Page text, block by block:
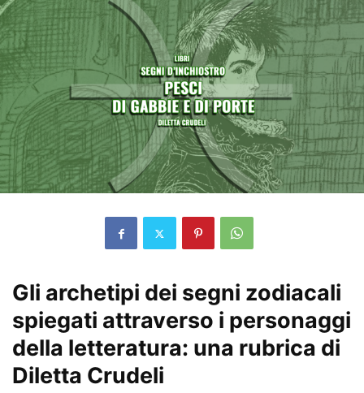
Gli archetipi dei segni zodiacali
spiegati attraverso i personaggi
della letteratura: una rubrica di
Diletta Crudeli